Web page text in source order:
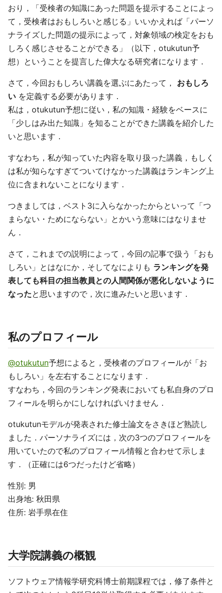
おり，「受検者の知識にあった問題を提示することによっ
て，受検者はおもしろいと感じる」いいかえれば「パーソ
ナライズした問題の提示によって，対象領域の検定をおも
しろく感じさせることができる」（以下，otukutun予
想）ということを提言した偉大なる研究者になります．
さて，今回おもしろい講義を選ぶにあたって， おもしろ
い を定義する必要があります．
私は，otukutun予想に従い，私の知識・経験をベースに
「少しはみ出た知識」を知ることができた講義を紹介した
いと思います．
すなわち，私が知っていた内容を取り扱った講義，もしく
は私が知らなすぎてついてけなかった講義はランキング上
位に含まれないことになります．
つきましては，ベスト3に入らなかったからといって「つ
まらない・ためにならない」とかいう意味にはなりませ
ん．
さて，これまでの説明によって，今回の記事で扱う「おも
しろい」とはなにか，そしてなによりも ランキングを発
表しても科目の担当教員との人間関係が悪化しないように
なったと思いますので，次に進みたいと思います．
私のプロフィール
@otukutun予想によると，受検者のプロフィールが「お
もしろい」を左右することになります．
すなわち，今回のランキング発表においても私自身のプロ
フィールを明らかにしなければいけません．
otukutunモデルが発表された修士論文をさきほど熟読し
ました．パーソナライズには，次の3つのプロフィールを
用いていたので私のプロフィール情報と合わせて示しま
す．（正確には6つだったけど省略）
性別: 男
出身地: 秋田県
住所: 岩手県在住
大学院講義の概観
ソフトウェア情報学研究科博士前期課程では，修了条件と